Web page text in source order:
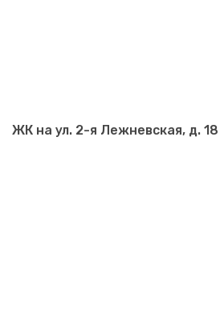
ЖК на ул. 2-я Лежневская, д. 18